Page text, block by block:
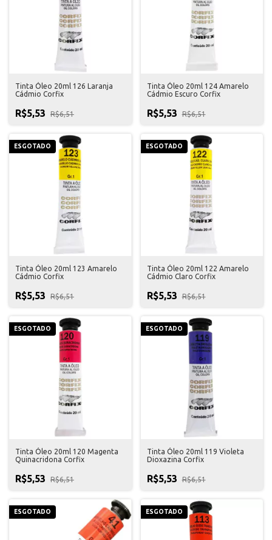
Tinta Óleo 20ml 126 Laranja
Cádmio Corfix
R$5,53 R$6,51
Tinta Óleo 20ml 124 Amarelo
Cádmio Escuro Corfix
R$5,53 R$6,51
ESGOTADO
Tinta Óleo 20ml 123 Amarelo
Cádmio Corfix
R$5,53 R$6,51
ESGOTADO
Tinta Óleo 20ml 122 Amarelo
Cádmio Claro Corfix
R$5,53 R$6,51
ESGOTADO
Tinta Óleo 20ml 120 Magenta
Quinacridona Corfix
R$5,53 R$6,51
ESGOTADO
Tinta Óleo 20ml 119 Violeta
Dioxazina Corfix
R$5,53 R$6,51
ESGOTADO ESGOTADO